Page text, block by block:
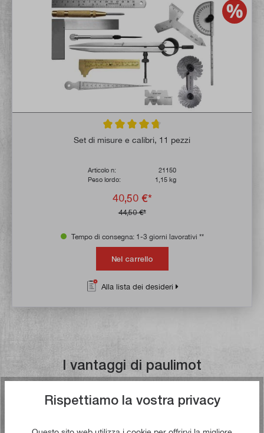
Valutazione media di 4.7 su 5 stelle
Set di misure e calibri, 11 pezzi
Articolo n:
21150
Peso lordo:
1,15 kg
40,50 €*
44,50 €*
Tempo di consegna: 1-3 giorni lavorativi **
Nel carrello
Alla lista dei desideri
I vantaggi di paulimot
Spedizione gratuita a partire da €
49,00
Rispettiamo la vostra privacy